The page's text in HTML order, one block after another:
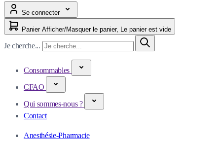
Se connecter
Panier Afficher/Masquer le panier, Le panier est vide
Je cherche...
Consommables
CFAO
Qui sommes-nous ?
Contact
Anesthésie-Pharmacie